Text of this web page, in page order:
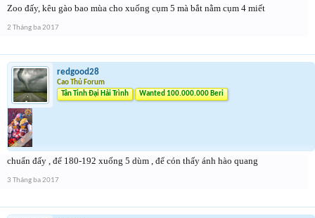
Zoo đấy, kêu gào bao mùa cho xuống cụm 5 mà bắt nằm cụm 4 miết
2 Tháng ba 2017
redgood28
Cao Thủ Forum
Tân Tinh Đại Hải Trình
Wanted 100.000.000 Beri
chuẩn đấy , để 180-192 xuống 5 dùm , để cón thấy ánh hào quang
3 Tháng ba 2017